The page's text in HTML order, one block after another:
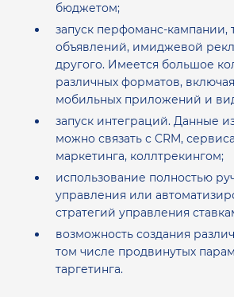
бюджетом;
запуск перфоманс-кампании,
объявлений, имиджевой
другого. Имеется большое
различных форматов,
мобильных приложений и
запуск интеграций. Данные
можно связать с CRM,
маркетинга, коллтрекингом;
использование полностью
управления или
стратегий управления
возможность создания
том числе продвинутых
таргетинга.